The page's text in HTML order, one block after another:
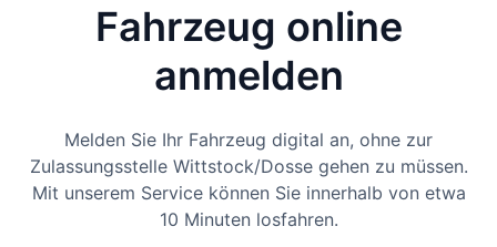
Fahrzeug online
anmelden
Melden Sie Ihr Fahrzeug digital an, ohne zur
Zulassungsstelle Wittstock/Dosse gehen zu müssen.
Mit unserem Service können Sie innerhalb von etwa
10 Minuten losfahren.